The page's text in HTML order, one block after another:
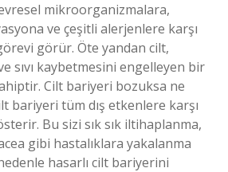
mikroorganizmalara,
ve çeşitli alerjenlere karşı
görür. Öte yandan cilt,
sıvı kaybetmesini engelleyen bir
Cilt bariyeri bozuksa ne
bariyeri tüm dış etkenlere karşı
Bu sizi sık sık iltihaplanma,
gibi hastalıklara yakalanma
hasarlı cilt bariyerini